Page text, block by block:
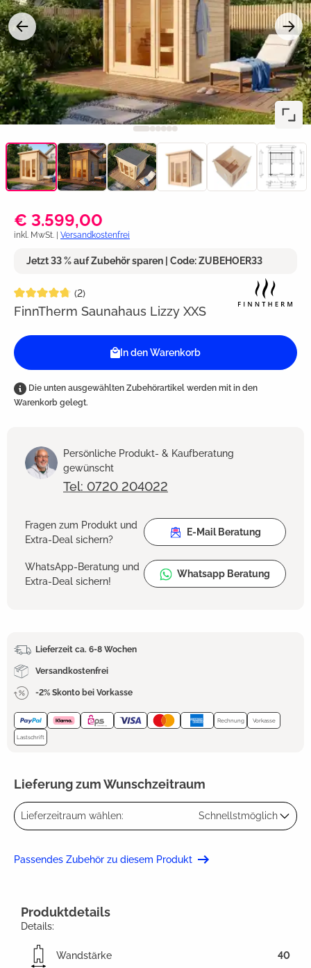
€ 3.599,00
inkl. MwSt. | Versandkostenfrei
Jetzt 33 % auf Zubehör sparen | Code: ZUBEHOER33
Durchschnittliche Bewertung von 4.7 von 5 Sternen
(2)
FinnTherm Saunahaus Lizzy XXS
In den Warenkorb
Die unten ausgewählten Zubehörartikel werden mit in den
Warenkorb gelegt.
Persönliche Produkt- & Kaufberatung
gewünscht
Tel: 0720 204022
Fragen zum Produkt und
Extra-Deal sichern?
E-Mail Beratung
WhatsApp-Beratung und
Extra-Deal sichern!
Whatsapp Beratung
Lieferzeit ca. 6-8 Wochen
Versandkostenfrei
-2% Skonto bei Vorkasse
Rechnung Vorkasse
Lastschrift
Lieferung zum Wunschzeitraum
Lieferzeitraum wählen: Schnellstmöglich
Passendes Zubehör zu diesem Produkt
Produktdetails
Details:
Wandstärke 40